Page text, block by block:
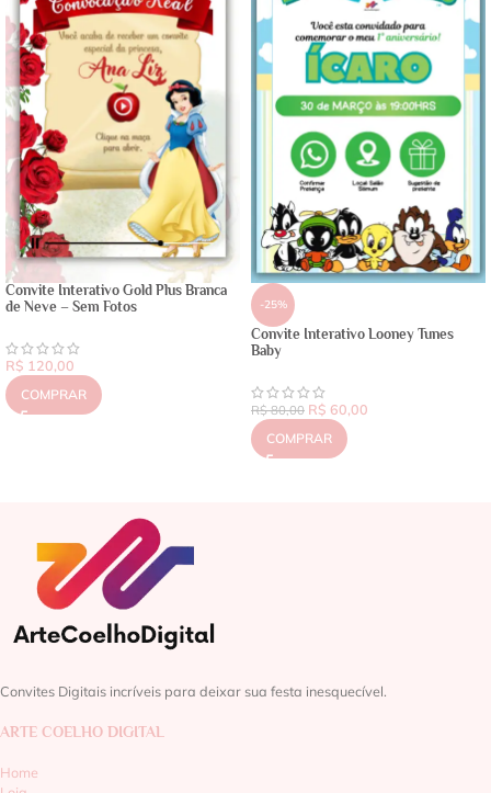
Convite Interativo Gold Plus Branca
de Neve – Sem Fotos
R$ 120,00
COMPRAR
-25%
Convite Interativo Looney Tunes
Baby
R$80,00 R$ 60,00
COMPRAR
Convites Digitais incríveis para deixar sua festa inesquecível.
ARTE COELHO DIGITAL
Home